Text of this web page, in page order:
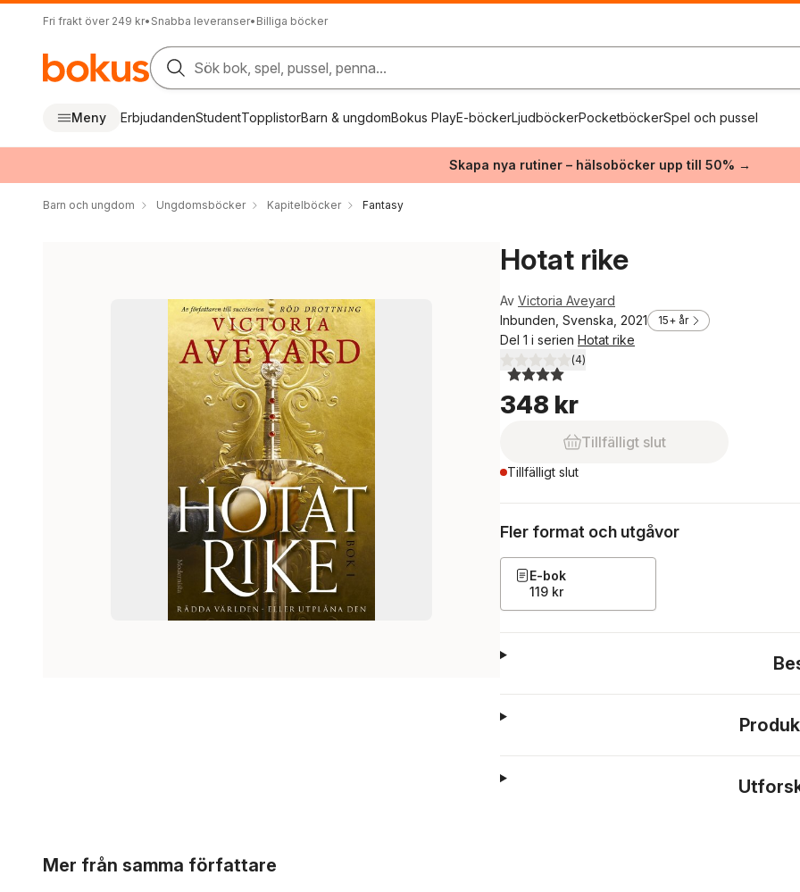
Fri frakt över 249 kr• Snabba leveranser• Billiga böcker
Sök bok, spel, pussel, penna...
Meny ErbjudandenStudentTopplistorBarn & ungdomBokus PlayE-böckerLjudböckerPocketböckerSpel och pussel
Skapa nya rutiner – hälsoböcker upp till 50% →
Barn och ungdom Ungdomsböcker Kapitelböcker Fantasy
Hotat rike
Av Victoria Aveyard
Inbunden, Svenska, 2021
15+ år
Del 1 i serien Hotat rike
4,0utav 5 stjärnor. Totalt antal röster:
(4)
348 kr
Tillfälligt slut
Tillfälligt slut
Fler format och utgåvor
E-bok
119 kr
Mer från samma författare